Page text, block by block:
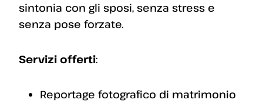
sintonia con gli sposi, senza stress e
senza pose forzate.
Servizi offerti:
Reportage fotografico di matrimonio